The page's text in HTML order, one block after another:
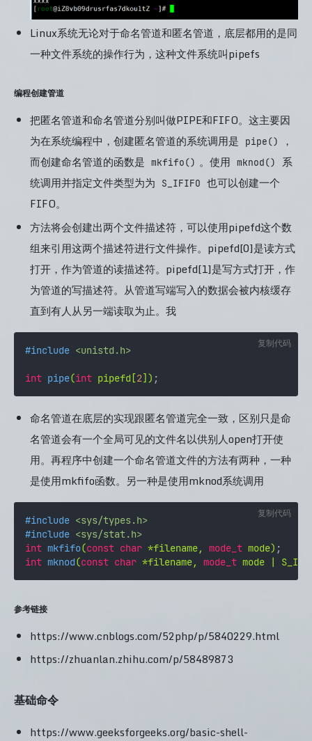
Linux系统无论对于命名管道和匿名管道，底层都用的是同
一种文件系统的操作行为，这种文件系统叫pipefs
编程创建管道
把匿名管道和命名管道分别叫做PIPE和FIFO。这主要因
为在系统编程中，创建匿名管道的系统调用是
pipe()
，
而创建命名管道的函数是 mkfifo() 。使用 mknod()
系
统调用并指定文件类型为为
S_IFIFO 也可以创建一个
FIFO。
方法将会创建出两个文件描述符，可以使用pipefd这个数
组来引用这两个描述符进行文件操作。pipefd[0]是读方式
打开，作为管道的读描述符。pipefd[1]是写方式打开，作
为管道的写描述符。从管道写端写入的数据会被内核缓存
直到有人从另一端读取为止。我
#include <unistd.h>
int pipe(int pipefd[2])
复制代码
命名管道在底层的实现跟匿名管道完全一致，区别只是命
名管道会有一个全局可见的文件名以供别人open打开使
用。再程序中创建一个命名管道文件的方法有两种，一种
是使用mkfifo函数。另一种是使用mknod系统调用
#include <sys/types.h>
#include <sys/stat.h>
int mkfifo(const char *filename, mode_t mode)
int mknod(const char *filename, mode_t mode |
复制代码
参考链接
https://www.cnblogs.com/52php/p/5840229.html
https://zhuanlan.zhihu.com/p/58489873
基础命令
https://www.geeksforgeeks.org/basic-shell-